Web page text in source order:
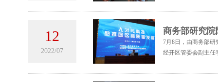
12
2022/07
商务部研究
7月8日，由商务部
经开区管委会副主任